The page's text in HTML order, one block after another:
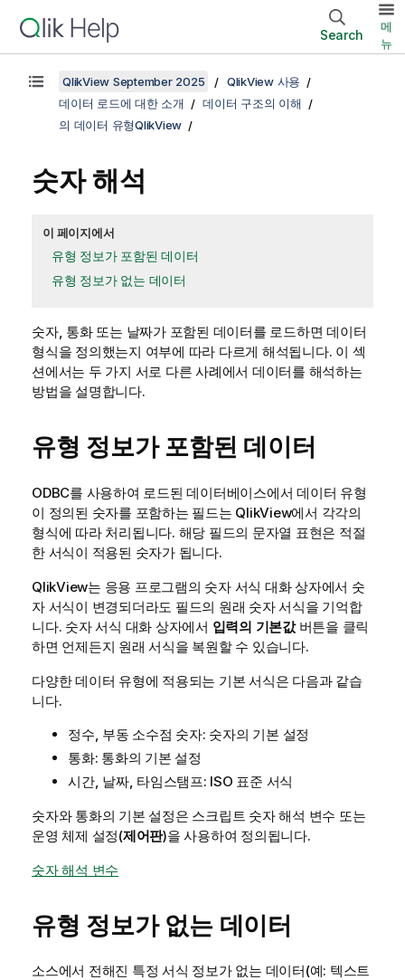
Search
메
뉴
QlikView September 2025
QlikView 사용
데이터 로드에 대한 소개
데이터 구조의 이해
의 데이터 유형QlikView
숫자 해석
이 페이지에서
유형 정보가 포함된 데이터
유형 정보가 없는 데이터
숫자, 통화 또는 날짜가 포함된 데이터를 로드하면 데이터
형식을 정의했는지 여부에 따라 다르게 해석됩니다. 이 섹
션에서는 두 가지 서로 다른 사례에서 데이터를 해석하는
방법을 설명합니다.
유형 정보가 포함된 데이터
ODBC를 사용하여 로드된 데이터베이스에서 데이터 유형
이 정의된 숫자를 포함하는 필드는 QlikView에서 각각의
형식에 따라 처리됩니다. 해당 필드의 문자열 표현은 적절
한 서식이 적용된 숫자가 됩니다.
QlikView는 응용 프로그램의 숫자 서식 대화 상자에서 숫
자 서식이 변경되더라도 필드의 원래 숫자 서식을 기억합
니다. 숫자 서식 대화 상자에서 입력의 기본값버튼을 클릭
하면 언제든지 원래 서식을 복원할 수 있습니다.
다양한 데이터 유형에 적용되는 기본 서식은 다음과 같습
니다.
정수, 부동 소수점 숫자: 숫자의 기본 설정
통화: 통화의 기본 설정
시간, 날짜, 타임스탬프: ISO 표준 서식
숫자와 통화의 기본 설정은 스크립트 숫자 해석 변수 또는
운영 체제 설정(제어판)을 사용하여 정의됩니다.
숫자 해석 변수
유형 정보가 없는 데이터
소스에서 전해진 특정 서식 정보가 없는 데이터(예: 텍스트